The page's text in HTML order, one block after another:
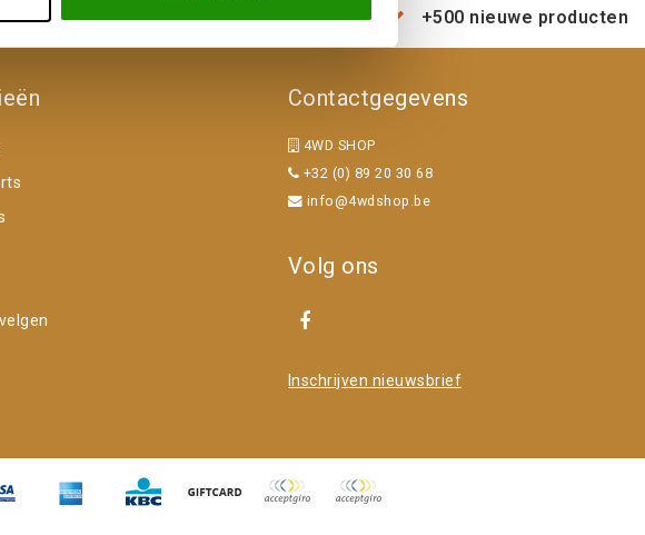
Verzending door heel Europa +500 nieuwe producten
Contactgegevens
4WD SHOP
+32 (0) 89 20 30 68
info@4wdshop.be
Volg ons
Inschrijven nieuwsbrief